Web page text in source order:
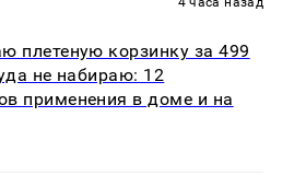
плетеную корзинку за 499
не набираю: 12
применения в доме и на